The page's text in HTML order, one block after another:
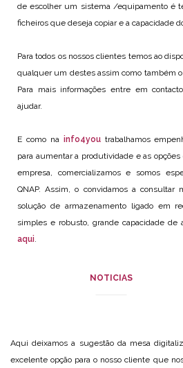
de escolher um sistema /equipamento é
ficheiros que deseja copiar e a capacidade
Para todos os nossos clientes temos ao
qualquer um destes assim como também
Para mais informações entre em
ajudar.
E como na info4youtrabalhamos
para aumentar a produtividade e as
empresa, comercializamos e somos
QNAP. Assim, o convidamos a consultar
solução de armazenamento ligado em
simples e robusto, grande capacidade de
aqui.
NOTICIAS
Aqui deixamos a sugestão da mesa
excelente opção para o nosso cliente que